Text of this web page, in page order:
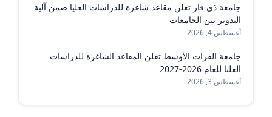
جامعة ذي قار تعلن مقاعد شاغرة للدراسات العليا ضمن آلية
التدوير بين الجامعات
أغسطس 4, 2026
جامعة الفرات الأوسط تعلن المقاعد الشاغرة للدراسات
العليا للعام 2026-2027
أغسطس 3, 2026